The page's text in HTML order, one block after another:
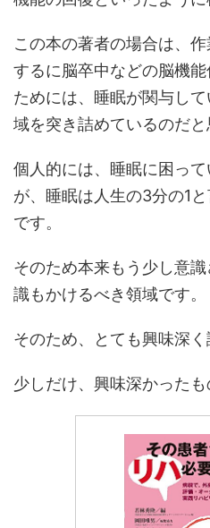
この本の著者の場合は、
するに脳卒中などの脳機
ためには、睡眠が関与し
域を突き詰めているのだと
個人的には、睡眠に困っ
が、睡眠は人生の3分の1
です。
そのため本来もう少し意
識もかけるべき領域です。
そのため、とても興味深く
少しだけ、興味深かったも